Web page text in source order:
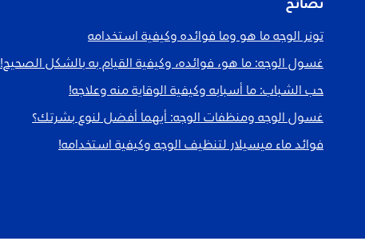
نصائح
تونر الوجه ما هو وما فوائده وكيفية استخدامه
غسول الوجه: ما هو، فوائده، وكيفية القيام به بالشكل الصحيح!
حب الشباب: ما أسبابه وكيفية الوقاية منه وعلاجه!
غسول الوجه ومنظفات الوجه: أيهما أفضل لنوع بشرتك؟
فوائد ماء ميسيلار لتنظيف الوجه وكيفية استخدامه!